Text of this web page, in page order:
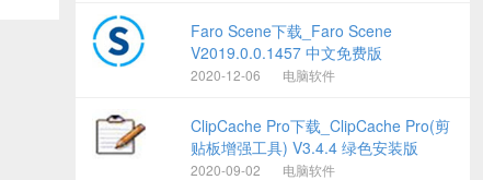
Faro Scene下载_Faro Scene
V2019.0.0.1457 中文免费版
2020-12-06 电脑软件
ClipCache Pro下载_ClipCache Pro(剪
贴板增强工具) V3.4.4 绿色安装版
2020-09-02 电脑软件